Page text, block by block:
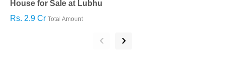
House for Sale at Lubhu
Rs. 2.9 Cr Total Amount
‹ ›